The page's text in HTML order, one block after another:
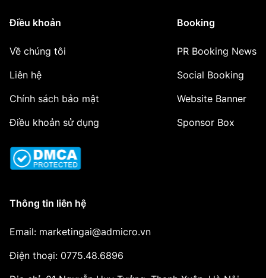
Điều khoản
Về chúng tôi
Liên hệ
Chính sách bảo mật
Điều khoản sử dụng
Booking
PR Booking News
Social Booking
Website Banner
Sponsor Box
Thông tin liên hệ
Email: marketingai@admicro.vn
Điện thoại: 0775.48.6896